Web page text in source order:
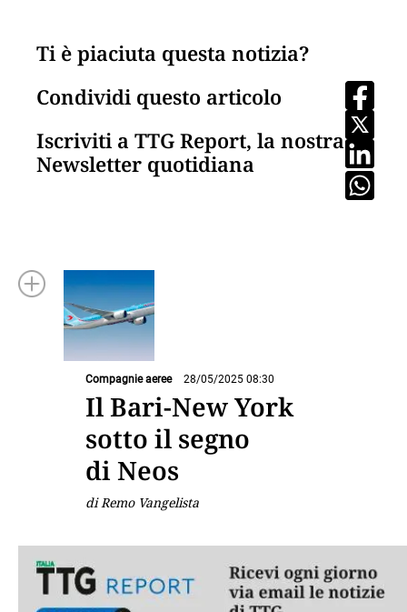
Ti è piaciuta questa notizia?
Condividi questo articolo
Iscriviti a TTG Report, la nostra
Newsletter quotidiana
Compagnie aeree 28/05/2025 08:30
Il Bari-New York
sotto il segno
di Neos
di Remo Vangelista